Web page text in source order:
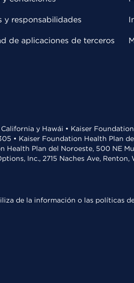
y responsabilidades
de aplicaciones de terceros
y Hawái • Kaiser
• Kaiser Foundation Health Plan
Plan del Noroeste, 500 NE
Inc., 2715 Naches Ave, Renton,
de la información o las políticas